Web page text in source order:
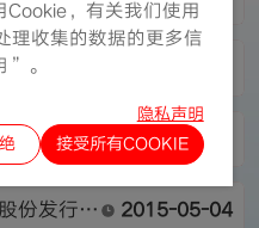
份发行人
2015-05-15
份发行人
2015-05-04
，有关我们使用
理收集的数据的更多信
”。
隐私声明
接受所有COOKIE